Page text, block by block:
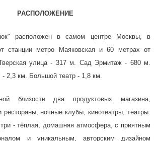
РАСПОЛОЖЕНИЕ
расположен в самом центре Москвы, в
станции метро Маяковская и 60 метрах от
улица - 317 м. Сад Эрмитаж - 680 м.
- 2,3 км. Большой театр - 1,8 км.
близости два продуктовых магазина,
рестораны, ночные клубы, кинотеатры, театры.
- тёплая, домашняя атмосфера, с приятным
и уникальным, авторским дизайном